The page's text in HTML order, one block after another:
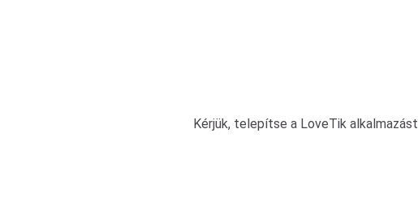
Kérjük, telepítse a LoveTik